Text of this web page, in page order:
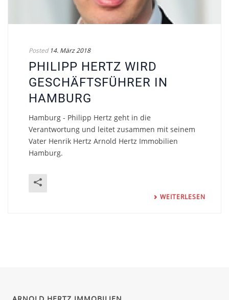
Posted 14. März 2018
PHILIPP HERTZ WIRD
GESCHÄFTSFÜHRER IN
HAMBURG
Hamburg - Philipp Hertz geht in die
Verantwortung und leitet zusammen mit seinem
Vater Henrik Hertz Arnold Hertz Immobilien
Hamburg.
WEITERLESEN